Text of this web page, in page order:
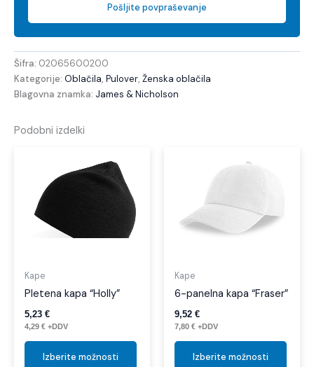
Pošljite povpraševanje
Šifra: 02065600200
Kategorije: Oblačila, Pulover, Ženska oblačila
Blagovna znamka: James & Nicholson
Podobni izdelki
Kape
Pletena kapa “Holly”
5,23 €
4,29 € +DDV
Izberite možnosti
izbereteKape
6-panelna kapa “Fraser”
9,52 €
7,80 € +DDV
Izberite možnosti
na